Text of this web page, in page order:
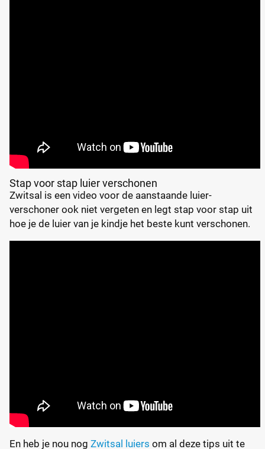
Stap voor stap luier verschonen
Zwitsal is een video voor de aanstaande luier-
verschoner ook niet vergeten en legt stap voor stap uit
hoe je de luier van je kindje het beste kunt verschonen.
En heb je nou nog Zwitsal luiers om al deze tips uit te